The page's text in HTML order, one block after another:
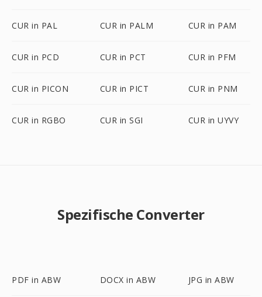
CUR in PAL CUR in PALM CUR in PAM
CUR in PCD CUR in PCT CUR in PFM
CUR in PICON CUR in PICT CUR in PNM
CUR in RGBO CUR in SGI CUR in UYVY
Spezifische Converter
PDF in ABW DOCX in ABW JPG in ABW